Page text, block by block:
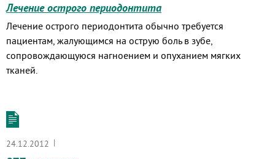
Лечение острого периодонтита
Лечение острого периодонтита обычно требуется
пациентам, жалующимся на острую боль в зубе,
сопровождающуюся нагноением и опуханием мягких
тканей.
24.12.2012 |